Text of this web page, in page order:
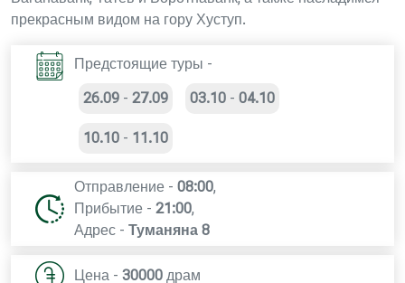
прекрасным видом на гору Хуступ.
Предстоящие туры -
26.09 - 27.09 03.10 - 04.10
10.10 - 11.10
Отправление - 08:00,
Прибытие - 21:00,
Адрес - Туманяна 8
Цена - 30000 драм